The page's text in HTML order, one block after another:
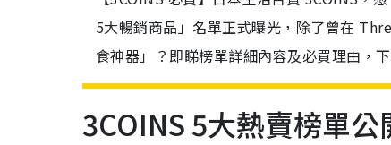
5大暢銷商品」名單正式曝光，除了曾在
食神器」？即睇榜單詳細內容及必買理由，
3COINS 5大熱賣榜單公